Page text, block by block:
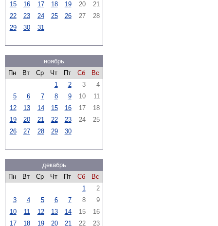
15
16 17 18 19 20
21
22
23 24 25 26 27
28
29
30 31
ноябрь
Пн
Вт Ср Чт Пт Сб
Вс
1
2 3
4
5
6 7 8 9 10
11
12
13 14 15 16 17
18
19
20 21 22 23 24
25
26
27 28 29 30
декабрь
Пн
Вт Ср Чт Пт Сб
Вс
1
2
3
4 5 6 7 8
9
10
11 12 13 14 15
16
17
18 19 20 21 22 23